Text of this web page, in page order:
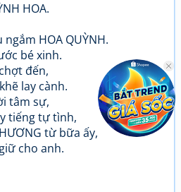
HOA.
HOA QUỲNH.
bé xinh.
đến,
lay cành.
tâm sự,
tiếng tự tình,
từ bữa ấy,
cho anh.